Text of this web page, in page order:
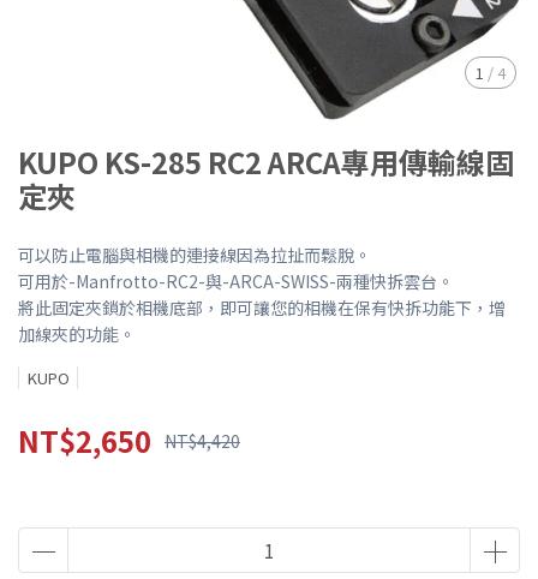
1 / 4
KUPO KS-285 RC2 ARCA專用傳輸線固
定夾
可以防止電腦與相機的連接線因為拉扯而鬆脫。
可用於-Manfrotto-RC2-與-ARCA-SWISS-兩種快拆雲台。
將此固定夾鎖於相機底部，即可讓您的相機在保有快拆功能下，增
加線夾的功能。
KUPO
NT$2,650 NT$4,420